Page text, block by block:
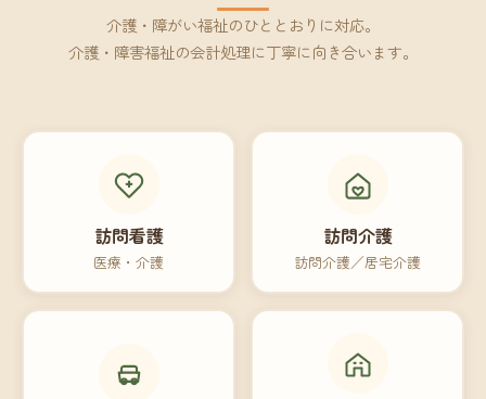
介護・障がい福祉のひととおりに対応。
介護・障害福祉の会計処理に丁寧に向き合います。
訪問看護
医療・介護
訪問介護
訪問介護／居宅介護